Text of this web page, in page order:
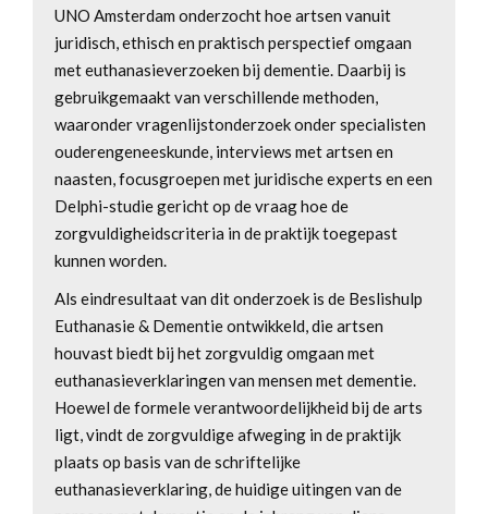
UNO Amsterdam onderzocht hoe artsen vanuit
juridisch, ethisch en praktisch perspectief omgaan
met euthanasieverzoeken bij dementie. Daarbij is
gebruikgemaakt van verschillende methoden,
waaronder vragenlijstonderzoek onder specialisten
ouderengeneeskunde, interviews met artsen en
naasten, focusgroepen met juridische experts en een
Delphi-studie gericht op de vraag hoe de
zorgvuldigheidscriteria in de praktijk toegepast
kunnen worden.
Als eindresultaat van dit onderzoek is de Beslishulp
Euthanasie & Dementie ontwikkeld, die artsen
houvast biedt bij het zorgvuldig omgaan met
euthanasieverklaringen van mensen met dementie.
Hoewel de formele verantwoordelijkheid bij de arts
ligt, vindt de zorgvuldige afweging in de praktijk
plaats op basis van de schriftelijke
euthanasieverklaring, de huidige uitingen van de